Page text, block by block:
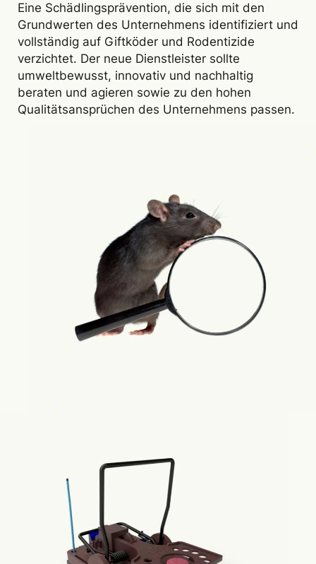
Eine Schädlingsprävention, die sich mit den
Grundwerten des Unternehmens identifiziert und
vollständig auf Giftköder und Rodentizide
verzichtet. Der neue Dienstleister sollte
umweltbewusst, innovativ und nachhaltig
beraten und agieren sowie zu den hohen
Qualitätsansprüchen des Unternehmens passen.